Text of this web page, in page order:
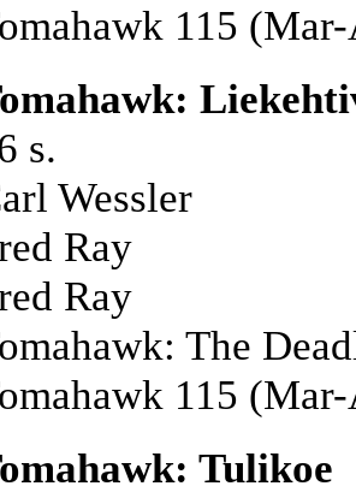
115
s.
Wessler
Ray
Ray
The
115
Tulikoe